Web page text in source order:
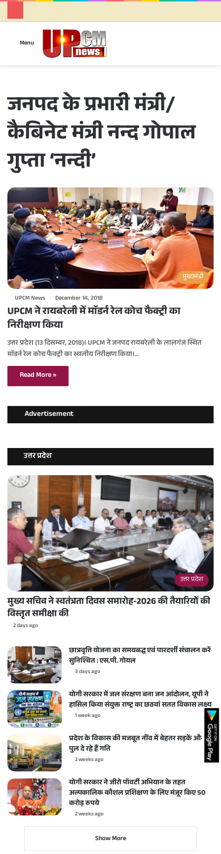
Menu
जनपद के प्रभारी मंत्री/
कैबिनेट मंत्री नन्द गोपाल
गुप्ता ‘नन्दी’
मुख्यमंत्री
UPCM News December 14, 2018
UPCM ने रायबरेली में माॅडर्न रेल कोच फैक्ट्री का
निरीक्षण किया
उत्तर प्रदेश (13 दिसम्बर, 2018)। UPCM ने जनपद रायबरेली के लालगंज स्थित
माॅडर्न रेल कोच फैक्ट्री का स्थलीय निरीक्षण किया।…
Read More »
Advertisement
उत्तर प्रदेश
उत्तर प्रदेश
मुख्य सचिव ने स्वतंत्रता दिवस समारोह-2026 की तैयारियों की
विस्तृत समीक्षा की
2 days ago
छात्रवृत्ति योजना का समयबद्ध एवं पारदर्शी संचालन करें
सुनिश्चित : एस.पी. गोयल
3 days ago
योगी सरकार में जल संरक्षण बना जन आंदोलन, यूपी ने
हासिल किया संयुक्त राष्ट्र का छठवां सतत विकास लक्ष्य
1 week ago
प्रदेश के विकास की मजबूत नींव में बेहतर सड़कें और
पुल दे रहे हैं गति
2 weeks ago
योगी सरकार ने जीरो पॉवर्टी अभियान के तहत
अल्पकालिक कौशल प्रशिक्षण के लिए मंजूर किए 50
करोड़ रुपये
2 weeks ago
Show More